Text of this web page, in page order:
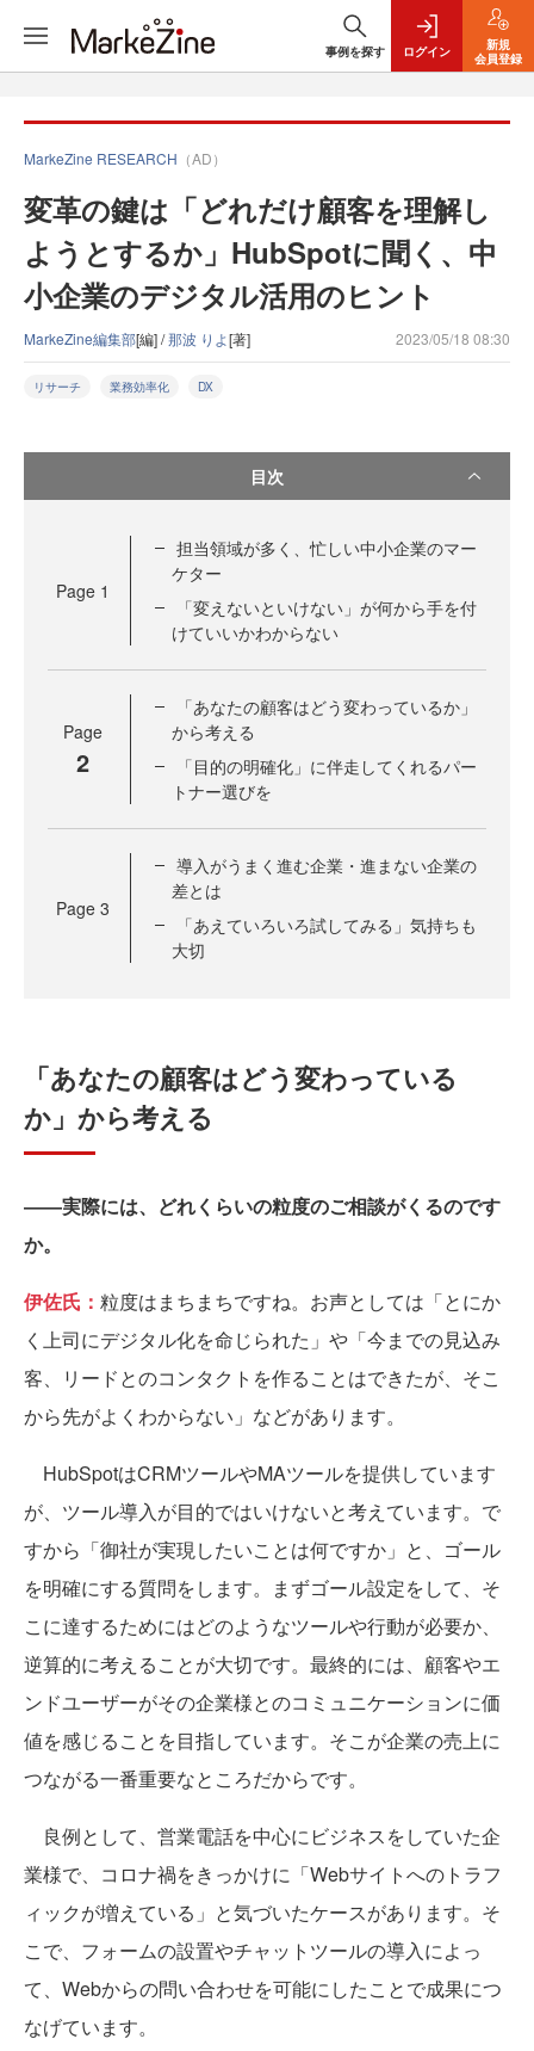
事例を探す ログイン
新規
会員登録
MarkeZine RESEARCH （AD）
変革の鍵は「どれだけ顧客を理解し
ようとするか」HubSpotに聞く、中
小企業のデジタル活用のヒント
MarkeZine編集部[編] /那波 りよ[著] 2023/05/18 08:30
リサーチ 業務効率化 DX
目次
Page 1
担当領域が多く、忙しい中小企業のマー
ケター
「変えないといけない」が何から手を付
けていいかわからない
Page
2
「あなたの顧客はどう変わっているか」
から考える
「目的の明確化」に伴走してくれるパー
トナー選びを
Page 3
導入がうまく進む企業・進まない企業の
差とは
「あえていろいろ試してみる」気持ちも
大切
「あなたの顧客はどう変わっている
か」から考える
――実際には、どれくらいの粒度のご相談がくるのです
か。
伊佐氏： 粒度はまちまちですね。お声としては「とにか
く上司にデジタル化を命じられた」や「今までの見込み
客、リードとのコンタクトを作ることはできたが、そこ
から先がよくわからない」などがあります。
HubSpotはCRMツールやMAツールを提供しています
が、ツール導入が目的ではいけないと考えています。で
すから「御社が実現したいことは何ですか」と、ゴール
を明確にする質問をします。まずゴール設定をして、そ
こに達するためにはどのようなツールや行動が必要か、
逆算的に考えることが大切です。最終的には、顧客やエ
ンドユーザーがその企業様とのコミュニケーションに価
値を感じることを目指しています。そこが企業の売上に
つながる一番重要なところだからです。
良例として、営業電話を中心にビジネスをしていた企
業様で、コロナ禍をきっかけに「Webサイトへのトラフ
ィックが増えている」と気づいたケースがあります。そ
こで、フォームの設置やチャットツールの導入によっ
て、Webからの問い合わせを可能にしたことで成果につ
なげています。